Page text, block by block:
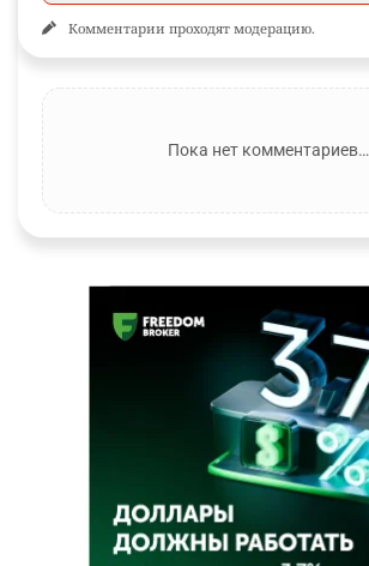
Комментарии проходят модерацию.
Пока нет комментариев…